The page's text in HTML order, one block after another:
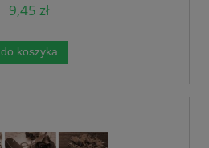
9,45 zł
do koszyka